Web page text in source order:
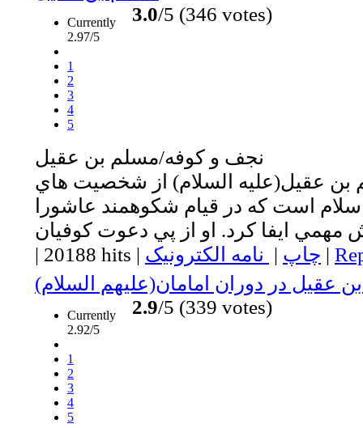
Currently
2.97/5
1
2
3
4
5
3.0/5 (346 votes)
نجف و كوفه/مسلم بن عقيل
بن عقيل(عليه السلام) از شخصيت هاي
است كه در قيام شكوهمند عاشورا
| 20188 hits | چاپ | نامه الکترونیک |
عقيل در دوران امامان(عليهم السلام)
Currently
2.92/5
1
2
3
4
5
2.9/5 (339 votes)